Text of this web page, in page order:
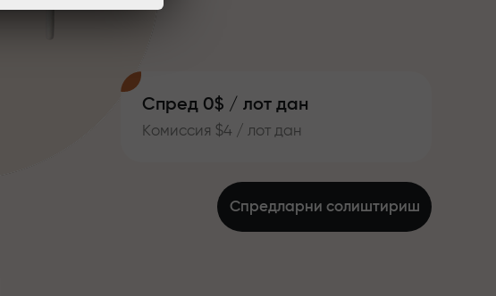
Спред 0$ / лот дан
Комиссия $4 / лот дан
Спредларни солиштириш